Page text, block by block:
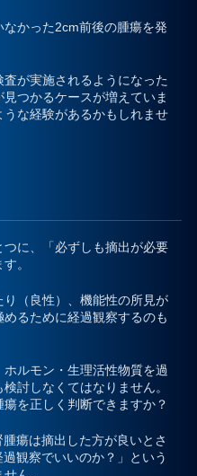
かった2cm前後の腫瘍を発
が実施されるようになった
つかるケースが増えていま
な経験があるかもしれませ
に、
「必ずしも摘出が必要
。
（良性）、機能性の所見が
るために経過観察するのも
ルモン・生理活性物質を過
討しなくてはなりません。
を正しく判断できますか？
瘍は摘出した方が良いとさ
観察でいいのか？」
という